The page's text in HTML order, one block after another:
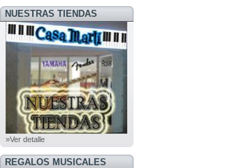
NUESTRAS TIENDAS
»Ver detalle
REGALOS MUSICALES